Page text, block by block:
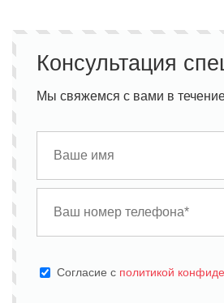
Консультация
Мы свяжемся с вами в
Cогласие с политикой